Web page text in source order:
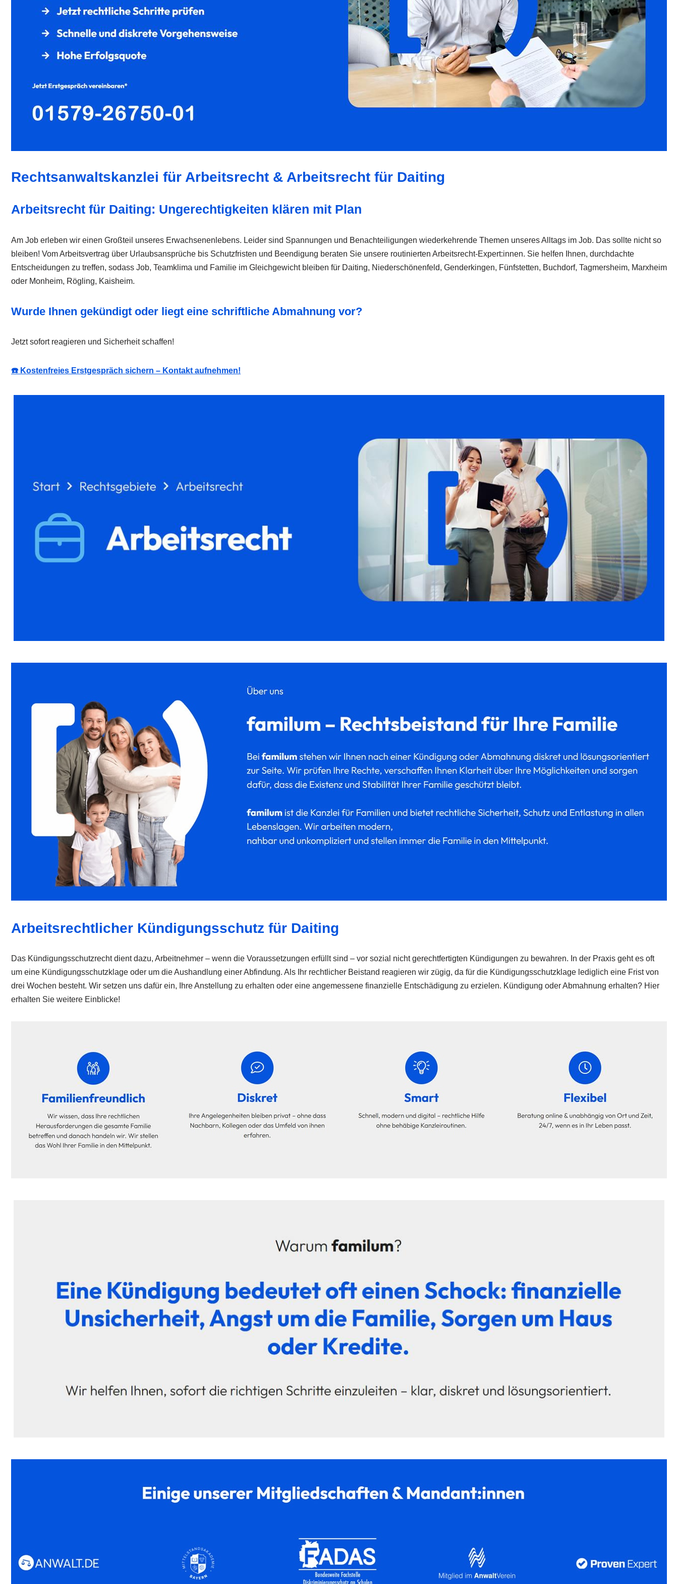
Rechtsanwaltskanzlei für Arbeitsrecht & Arbeitsrecht für Daiting
Arbeitsrecht für Daiting: Ungerechtigkeiten klären mit Plan
Am Job erleben wir einen Großteil unseres Erwachsenenlebens. Leider sind Spannungen und Benachteiligungen wiederkehrende Themen unseres Alltags im Job. Das sollte nicht so
bleiben! Vom Arbeitsvertrag über Urlaubsansprüche bis Schutzfristen und Beendigung beraten Sie unsere routinierten Arbeitsrecht-Expert:innen. Sie helfen Ihnen, durchdachte
Entscheidungen zu treffen, sodass Job, Teamklima und Familie im Gleichgewicht bleiben für Daiting, Niederschönenfeld, Genderkingen, Fünfstetten, Buchdorf, Tagmersheim, Marxheim
oder Monheim, Rögling, Kaisheim.
Wurde Ihnen gekündigt oder liegt eine schriftliche Abmahnung vor?
Jetzt sofort reagieren und Sicherheit schaffen!
☎️ Kostenfreies Erstgespräch sichern – Kontakt aufnehmen!
Arbeitsrechtlicher Kündigungsschutz für Daiting
Das Kündigungsschutzrecht dient dazu, Arbeitnehmer – wenn die Voraussetzungen erfüllt sind – vor sozial nicht gerechtfertigten Kündigungen zu bewahren. In der Praxis geht es oft
um eine Kündigungsschutzklage oder um die Aushandlung einer Abfindung. Als Ihr rechtlicher Beistand reagieren wir zügig, da für die Kündigungsschutzklage lediglich eine Frist von
drei Wochen besteht. Wir setzen uns dafür ein, Ihre Anstellung zu erhalten oder eine angemessene finanzielle Entschädigung zu erzielen. Kündigung oder Abmahnung erhalten? Hier
erhalten Sie weitere Einblicke!